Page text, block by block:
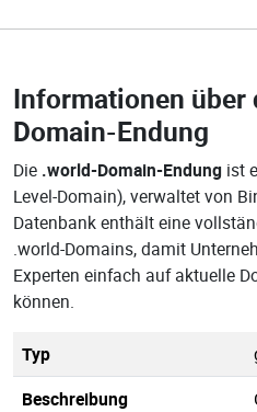
Informationen über
Domain-Endung
Die .world-Domain-Endung ist
Level-Domain), verwaltet von
Datenbank enthält eine
.world-Domains, damit
Experten einfach auf aktuelle
können.
Typ
Beschreibung